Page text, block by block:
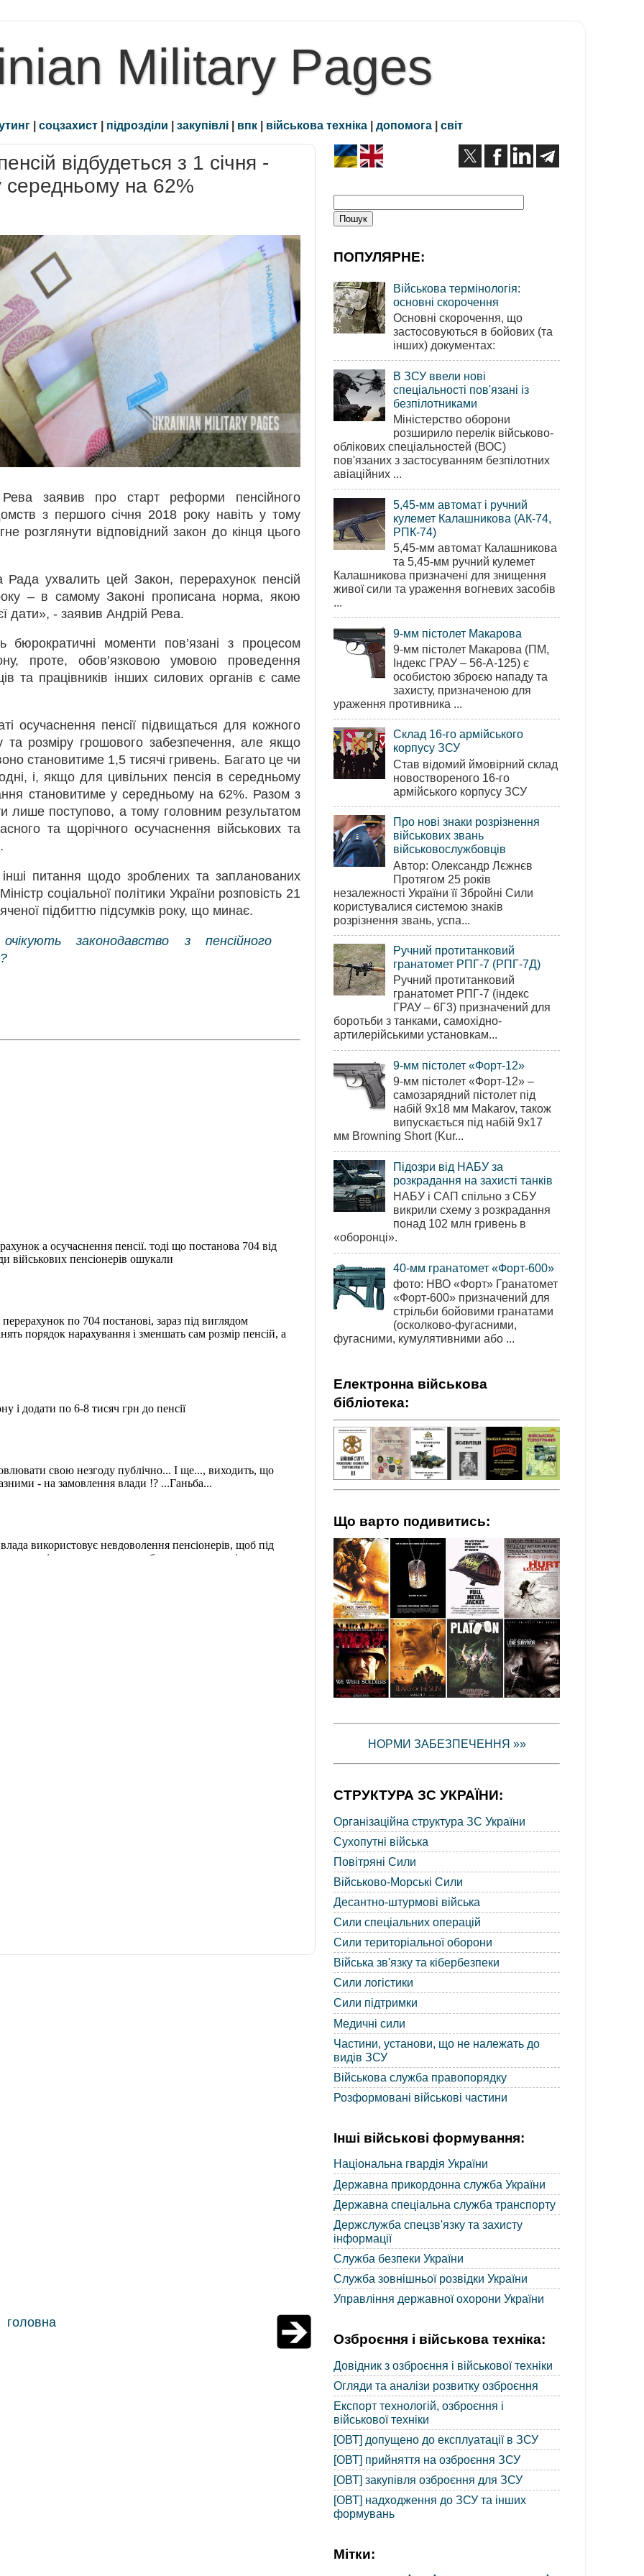
Military Pages
| соцзахист | підрозділи | закупівлі | впк | військова техніка | допомога | світ
відбудеться з 1 січня -
середньому на 62%
Рева заявив про старт реформи пенсійного
з першого січня 2018 року навіть у тому
розглянути відповідний закон до кінця цього
ухвалить цей Закон, перерахунок пенсій
– в самому Законі прописана норма, якою
дати», - заявив Андрій Рева.
моменти пов’язані з процесом
проте, обов’язковою умовою проведення
та працівників інших силових органів є саме
осучаснення пенсії підвищаться для кожного
та розміру грошового забезпечення, але якщо
становитиме 1,5 тисячі гривень. Багато це чи
і, якщо для цивільних пенсія в середньому
становитиме у середньому на 62%. Разом з
лише поступово, а тому головним результатом
та щорічного осучаснення військових та
питання щодо зроблених та запланованих
соціальної політики України розповість 21
підбиттю підсумків року, що минає.
законодавство з пенсійного
головна
ПОПУЛЯРНЕ:
Військова термінологія:
основні скорочення
Основні скорочення, що
застосовуються в бойових (та
інших) документах:
В ЗСУ ввели нові
спеціальності пов'язані із
безпілотниками
Міністерство оборони
розширило перелік військово-
облікових спеціальностей (ВОС)
пов'язаних з застосуванням безпілотних
авіаційних ...
5,45-мм автомат і ручний
кулемет Калашникова (АК-74,
РПК-74)
5,45-мм автомат Калашникова
та 5,45-мм ручний кулемет
Калашникова призначені для знищення
живої сили та ураження вогневих засобів
...
9-мм пістолет Макарова
9-мм пістолет Макарова (ПМ,
Індекс ГРАУ – 56-А-125) є
особистою зброєю нападу та
захисту, призначеною для
ураження противника ...
Склад 16-го армійського
корпусу ЗСУ
Став відомий ймовірний склад
новоствореного 16-го
армійського корпусу ЗСУ
Про нові знаки розрізнення
військових звань
військовослужбовців
Автор: Олександр Лєжнєв
Протягом 25 років
незалежності України її Збройні Сили
користувалися системою знаків
розрізнення звань, успа...
Ручний протитанковий
гранатомет РПГ-7 (РПГ-7Д)
Ручний протитанковий
гранатомет РПГ-7 (індекс
ГРАУ – 6Г3) призначений для
боротьби з танками, самохідно-
артилерійськими установкам...
9-мм пістолет «Форт-12»
9-мм пістолет «Форт-12» –
самозарядний пістолет під
набій 9х18 мм Makarov, також
випускається під набій 9х17
мм Browning Short (Kur...
Підозри від НАБУ за
розкрадання на захисті танків
НАБУ і САП спільно з СБУ
викрили схему з розкрадання
понад 102 млн гривень в
«оборонці».
40-мм гранатомет «Форт-600»
фото: НВО «Форт» Гранатомет
«Форт-600» призначений для
стрільби бойовими гранатами
(осколково-фугасними,
фугасними, кумулятивними або ...
Електронна військова
бібліотека:
Що варто подивитись:
НОРМИ ЗАБЕЗПЕЧЕННЯ »»
СТРУКТУРА ЗС УКРАЇНИ:
Організаційна структура ЗС України
Сухопутні війська
Повітряні Сили
Військово-Морські Сили
Десантно-штурмові війська
Сили спеціальних операцій
Сили територіальної оборони
Війська зв'язку та кібербезпеки
Сили логістики
Сили підтримки
Медичні сили
Частини, установи, що не належать до
видів ЗСУ
Військова служба правопорядку
Розформовані військові частини
Інші військові формування:
Національна гвардія України
Державна прикордонна служба України
Державна спеціальна служба транспорту
Держслужба спецзв'язку та захисту
інформації
Служба безпеки України
Служба зовнішньої розвідки України
Управління державної охорони України
Озброєння і військова техніка:
Довідник з озброєння і військової техніки
Огляди та аналізи розвитку озброєння
Експорт технологій, озброєння і
військової техніки
[ОВТ] допущено до експлуатації в ЗСУ
[ОВТ] прийняття на озброєння ЗСУ
[ОВТ] закупівля озброєння для ЗСУ
[ОВТ] надходження до ЗСУ та інших
формувань
Мітки: